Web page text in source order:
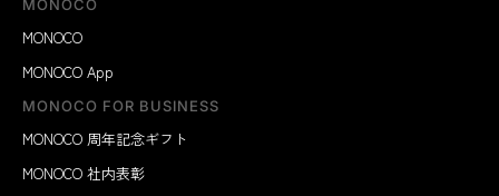
MONOCO
MONOCO
MONOCO App
MONOCO FOR BUSINESS
MONOCO 周年記念ギフト
MONOCO 社内表彰